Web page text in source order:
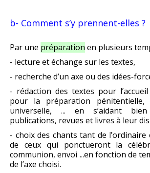
b- Comment s’y prennent-elles ?
Par une préparation en plusieurs
- lecture et échange sur les textes,
- recherche d’un axe ou des idées-
- rédaction des textes pour l’accueil
pour la préparation
universelle, ... en s’aidant
publications, revues et livres à leur
- choix des chants tant de l’ordinaire
de ceux qui ponctueront la
communion, envoi ...en fonction de
de l’axe choisi.